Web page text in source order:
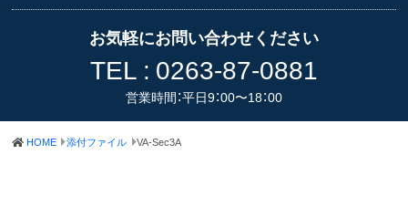
お気軽にお問い合わせください
TEL : 0263-87-0881
営業時間：平日9：00〜18：00
HOME 添付ファイル VA-Sec3A